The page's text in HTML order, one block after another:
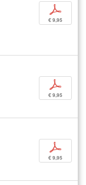
p
€ 9,95
p
€ 9,95
p
€ 9,95